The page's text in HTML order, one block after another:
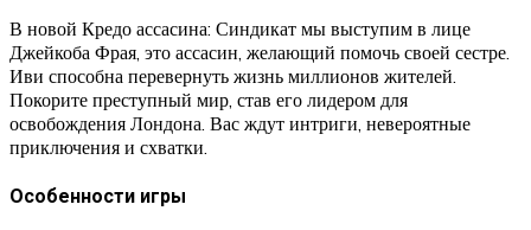
В новой Кредо ассасина: Синдикат мы выступим в лице
Джейкоба Фрая, это ассасин, желающий помочь своей сестре.
Иви способна перевернуть жизнь миллионов жителей.
Покорите преступный мир, став его лидером для
освобождения Лондона. Вас ждут интриги, невероятные
приключения и схватки.
Особенности игры